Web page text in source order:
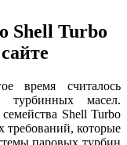
Shell Turbo
время считалось
турбинных масел.
Shell Turbo
требований, которые
паровых турбин